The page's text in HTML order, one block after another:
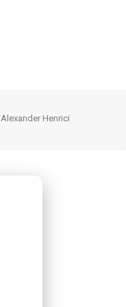
Alexander Henrici